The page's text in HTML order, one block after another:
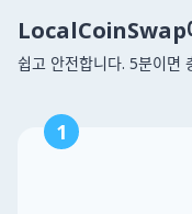
LocalCoinSwap
쉽고 안전합니다. 5분이면
1